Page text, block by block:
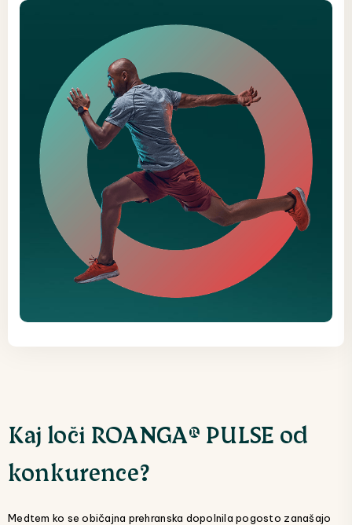
Kaj loči ROANGA® PULSE od
konkurence?
Medtem ko se običajna prehranska dopolnila pogosto zanašajo